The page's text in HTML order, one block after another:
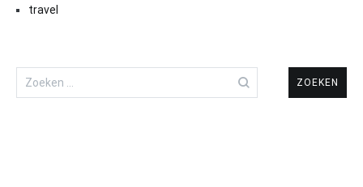
travel
Zoeken
naar: